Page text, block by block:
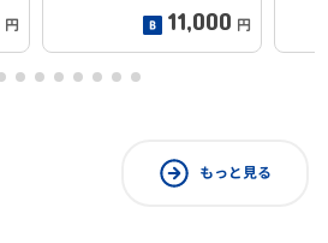
円 11,000 円
もっと見る